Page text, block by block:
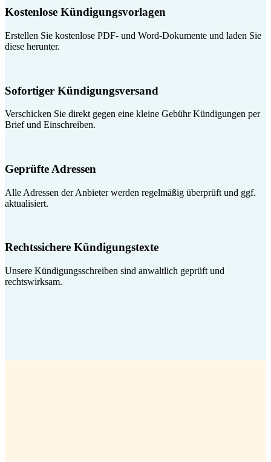
Kostenlose Kündigungsvorlagen
Erstellen Sie kostenlose PDF- und Word-Dokumente und laden Sie
diese herunter.
Sofortiger Kündigungsversand
Verschicken Sie direkt gegen eine kleine Gebühr Kündigungen per
Brief und Einschreiben.
Geprüfte Adressen
Alle Adressen der Anbieter werden regelmäßig überprüft und ggf.
aktualisiert.
Rechtssichere Kündigungstexte
Unsere Kündigungsschreiben sind anwaltlich geprüft und
rechtswirksam.